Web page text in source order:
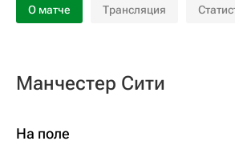
О матче Трансляция
Манчестер Сити
На поле